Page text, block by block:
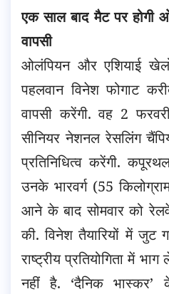
एक साल बाद मैट पर होगी
वापसी
ओलंपियन और एशियाई
पहलवान विनेश फोगाट
वापसी करेंगी. वह 2
सीनियर नेशनल रेसलिंग
प्रतिनिधित्व करेंगी.
उनके भारवर्ग (55
आने के बाद सोमवार को
की. विनेश तैयारियों में जुट
राष्ट्रीय प्रतियोगिता में
नहीं है. ‘दैनिक